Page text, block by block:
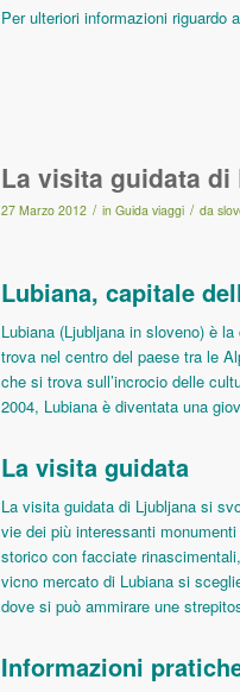
Per ulteriori informazioni riguardo
La visita guidata di
27 Marzo 2012 / in Guida viaggi / da
Lubiana, capitale
Lubiana (Ljubljana in sloveno) è
trova nel centro del paese tra le
che si trova sull’incrocio delle
2004, Lubiana è diventata una
La visita guidata
La visita guidata di Ljubljana si
vie dei più interessanti
storico con facciate
vicno mercato di Lubiana si
dove si può ammirare une
Informazioni